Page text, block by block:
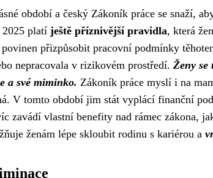
období a český Zákoník práce se snaží,
platí ještě příznivější pravidla, která
přizpůsobit pracovní podmínky
nepracovala v rizikovém prostředí. Ženy se
a své miminko. Zákoník práce myslí i na
V tomto období jim stát vyplácí finanční
zavádí vlastní benefity nad rámec zákona,
ženám lépe skloubit rodinu s kariérou a